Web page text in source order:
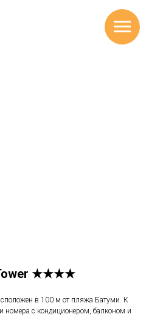
Tower ★★★★
в 100 м от пляжа Батуми. К
номера с кондиционером, балконом и